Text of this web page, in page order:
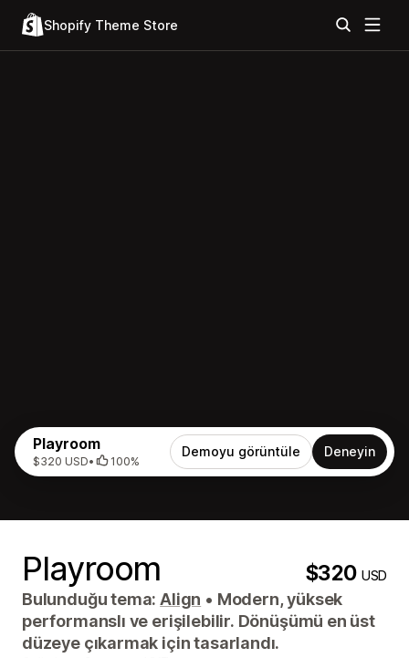
Shopify Theme Store
Playroom
$320 USD• 100%
Demoyu görüntüle Deneyin
Playroom $320USD
Bulunduğu tema:Align • Modern, yüksek
performanslı ve erişilebilir. Dönüşümü en üst
düzeye çıkarmak için tasarlandı.